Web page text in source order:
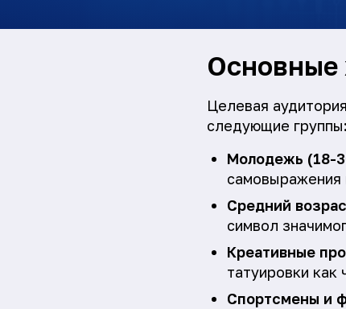
Основные
Целевая
следующие группы:
Молодежь (18-
самовыражения
Средний
символ
Креативные
татуировки как
Спортсмены и